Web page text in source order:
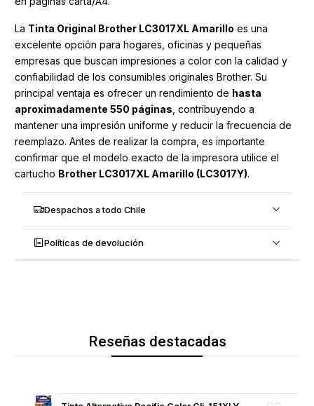
La Tinta Original Brother LC3017XL Amarillo es una
excelente opción para hogares, oficinas y pequeñas
empresas que buscan impresiones a color con la calidad y
confiabilidad de los consumibles originales Brother. Su
principal ventaja es ofrecer un rendimiento de hasta
aproximadamente 550 páginas , contribuyendo a
mantener una impresión uniforme y reducir la frecuencia de
reemplazo. Antes de realizar la compra, es importante
confirmar que el modelo exacto de la impresora utilice el
cartucho Brother LC3017XL Amarillo (LC3017Y).
Despachos a todo Chile
Políticas de devolución
Reseñas destacadas